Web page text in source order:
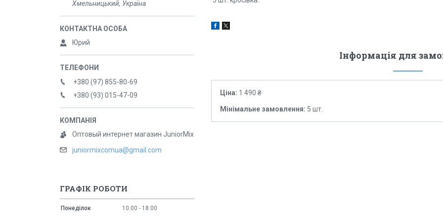
Інформація для
Ціна: 1 490 ₴
Мінімальне замовлення: 5 шт.
Хмельницький, Україна
Юрий
+380 (97) 855-80-69
+380 (93) 015-47-09
Оптовый интернет магазин JuniorMix
juniormixcomua@gmail.com
ГРАФІК РОБОТИ
Понеділок 10:00 18:00